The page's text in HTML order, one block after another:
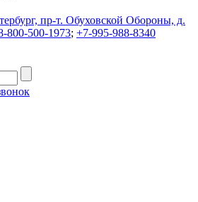
пр-т. Обуховской Обороны, д.
800-500-1973; +7-995-988-8340